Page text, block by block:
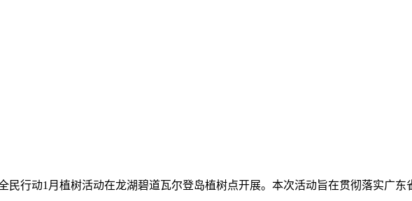
民行动1月植树活动在龙湖碧道瓦尔登岛植树点开展。本次活动旨在贯彻落实广